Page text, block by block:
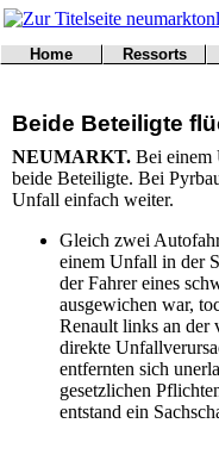
Beide Beteiligte
NEUMARKT. Bei einem
beide Beteiligte. Bei
Unfall einfach weiter.
Gleich zwei
einem Unfall in der
der Fahrer eines
ausgewichen war,
Renault links an der
direkte
entfernten sich
gesetzlichen
entstand ein
Home
Notfall
Impressum
Ressorts
Wirtschaft
Sport
Polizei
Wetter